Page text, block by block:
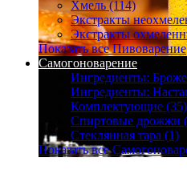
Хмель (114)
Экстракты
Экстракты
Показать все Пивоварение
Самогоноварение
Ингредиенты:
Ингредиенты:
Комплектующие (35)
Спиртовые дрожжи
Стеклянная тара (1)
Показать все